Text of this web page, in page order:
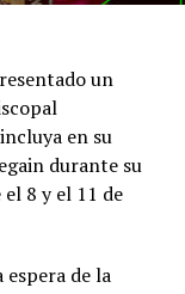
un
en su
durante su
8 y el 11 de
espera de la